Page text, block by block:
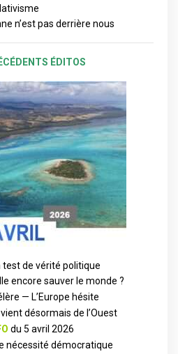
n’est pas derrière nous
ÉDITOS
test de vérité politique
encore sauver le monde ?
— L’Europe hésite
vient désormais de l’Ouest
du 5 avril 2026
nécessité démocratique